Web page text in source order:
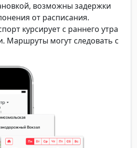
возможны задержки
от расписания.
курсирует с раннего утра
Маршруты могут следовать с